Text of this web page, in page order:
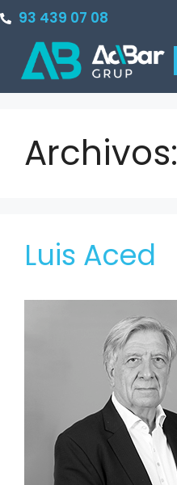
93 439 07 08
Archivos:
Luis Aced